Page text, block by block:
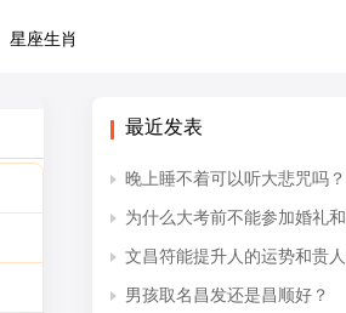
星座生肖
最近发表
晚上睡不着可以听大悲咒吗？
为什么大考前不能参加婚礼
文昌符能提升人的运势和贵
男孩取名昌发还是昌顺好？